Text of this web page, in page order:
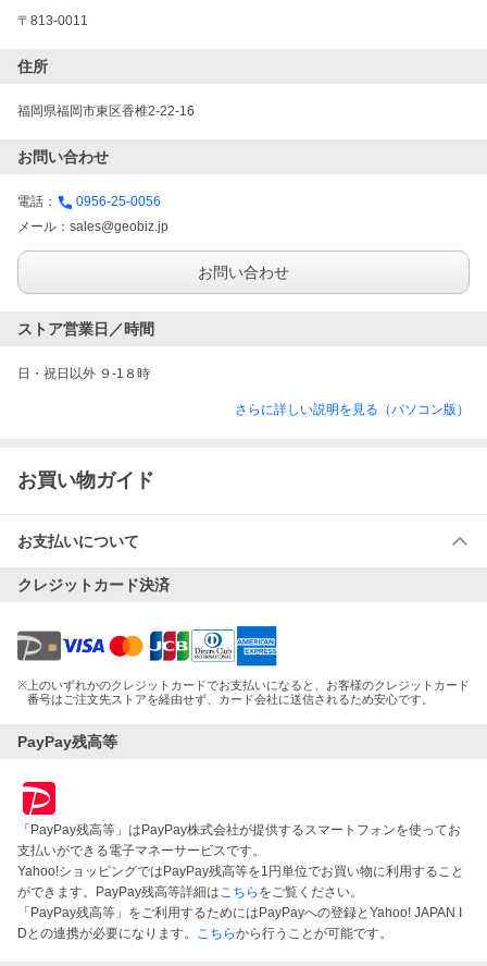
〒813-0011
住所
福岡県福岡市東区香椎2-22-16
お問い合わせ
電話：
0956-25-0056
メール： sales@geobiz.jp
お問い合わせ
ストア営業日／時間
日・祝日以外 ９-1８時
さらに詳しい説明を見る（パソコン版）
お買い物ガイド
お支払いについて
クレジットカード決済
※ 上のいずれかのクレジットカードでお支払いになると、お客様のクレジットカード
番号はご注文先ストアを経由せず、カード会社に送信されるため安心です。
PayPay残高等
「PayPay残高等」はPayPay株式会社が提供するスマートフォンを使ってお
支払いができる電子マネーサービスです。
Yahoo!ショッピングではPayPay残高等を1円単位でお買い物に利用すること
ができます。PayPay残高等詳細はこちら をご覧ください。
「PayPay残高等」をご利用するためにはPayPayへの登録とYahoo! JAPAN I
Dとの連携が必要になります。 こちらから行うことが可能です。